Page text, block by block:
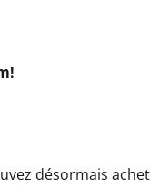
désormais